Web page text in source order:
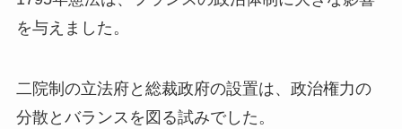
を与えました。
二院制の立法府と総裁政府の設置は、政治権力の
分散とバランスを図る試みでした。